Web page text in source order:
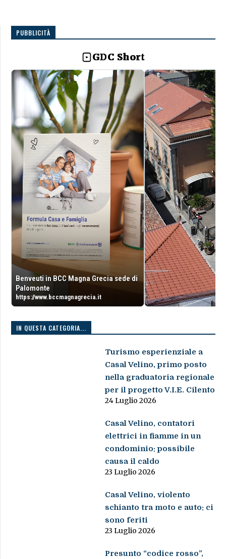
PUBBLICITÀ
GDC Short
Benveuti in BCC Magna Grecia sede di
Palomonte
https://www.bccmagnagrecia.it
IN QUESTA CATEGORIA...
Turismo esperienziale a
Casal Velino, primo posto
nella graduatoria regionale
per il progetto V.I.E. Cilento
24 Luglio 2026
Casal Velino, contatori
elettrici in fiamme in un
condominio: possibile
causa il caldo
23 Luglio 2026
Casal Velino, violento
schianto tra moto e auto: ci
sono feriti
23 Luglio 2026
Presunto “codice rosso”,